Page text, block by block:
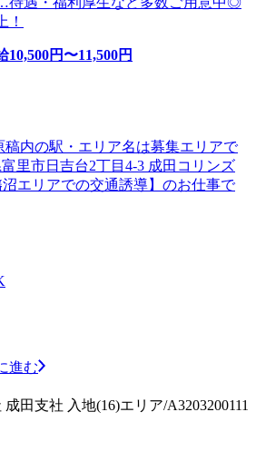
！
10,500円〜11,500円
内の駅・エリア名は募集エリアで
里市日吉台2丁目4-3 成田コリンズ
エリアでの交通誘導】のお仕事で
進む
田支社 入地(16)エリア/A3203200111